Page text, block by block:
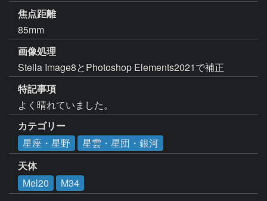
焦点距離
85mm
画像処理
Stella Image8とPhotoshop Elements2021で補正
特記事項
よく晴れていました。
カテゴリー
星座・星野
星雲・星団・銀河
天体
Mel20
M34